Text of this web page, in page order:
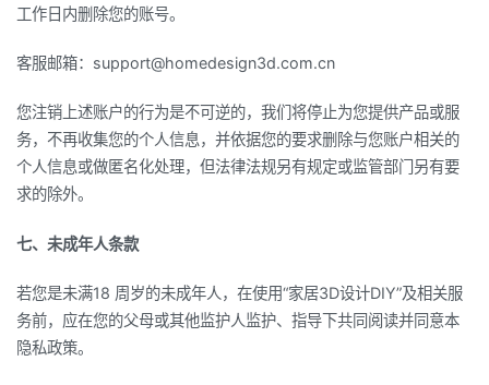
工作日内删除您的账号。
客服邮箱：support@homedesign3d.com.cn
您注销上述账户的行为是不可逆的，我们将停止为您提供产品或服
务，不再收集您的个人信息，并依据您的要求删除与您账户相关的
个人信息或做匿名化处理，但法律法规另有规定或监管部门另有要
求的除外。
七、未成年人条款
若您是未满18 周岁的未成年人，在使用“家居3D设计DIY”及相关服
务前，应在您的父母或其他监护人监护、指导下共同阅读并同意本
隐私政策。